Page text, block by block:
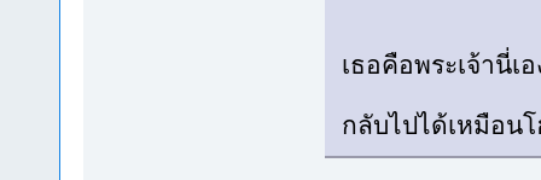
เธอคือพระเจ้านี่
กลับไปได้เหมือน